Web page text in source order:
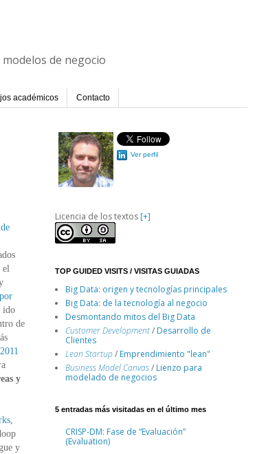
de negocio
académicos Contacto
el
ido
de
y
,
y
Ver perfil
Licencia de los textos [+]
TOP GUIDED VISITS / VISITAS GUIADAS
Big Data: origen y tecnologías principales
Big Data: de la tecnología al negocio
Desmontando mitos del Big Data
Customer Development/ Desarrollo de
Clientes
Lean Startup/ Emprendimiento "lean"
Business Model Canvas/ Lienzo para
modelado de negocios
5 entradas más visitadas en el último mes
CRISP-DM: Fase de “Evaluación”
(Evaluation)